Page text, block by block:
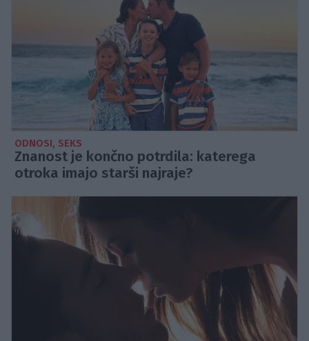
ODNOSI, SEKS
Znanost je končno potrdila: katerega
otroka imajo starši najraje?